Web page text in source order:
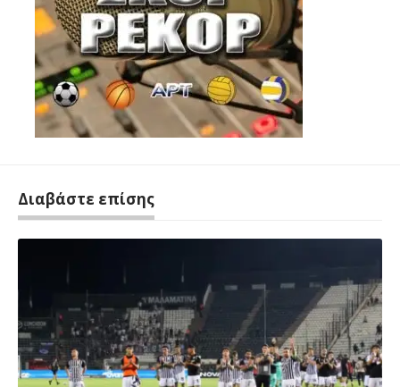
Διαβάστε επίσης